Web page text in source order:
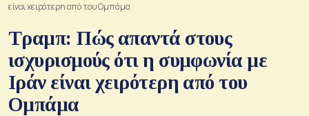
είναι χειρότερη από του Ομπάμα
Τραμπ: Πώς απαντά στους
ισχυρισμούς ότι η συμφωνία με
Ιράν είναι χειρότερη από του
Ομπάμα